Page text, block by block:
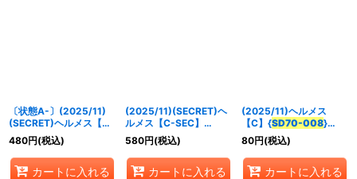
絞り込む
〔状態A-〕(2025/11)
(SECRET)ヘルメス【C-
SEC】{SD70-008
《多》
480円(税込)
カートに入れる
(2025/11)(SECRET)ヘ
ルメス【C-SEC】
{SD70-008
580円(税込)
カートに入れる
(2025/11)ヘルメス
【C】{SD70-008}
《多》
80円(税込)
カートに入れる